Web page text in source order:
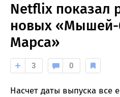
Netflix показал
новых «Мышей-
Марса»
3 0
Насчет даты выпуска все